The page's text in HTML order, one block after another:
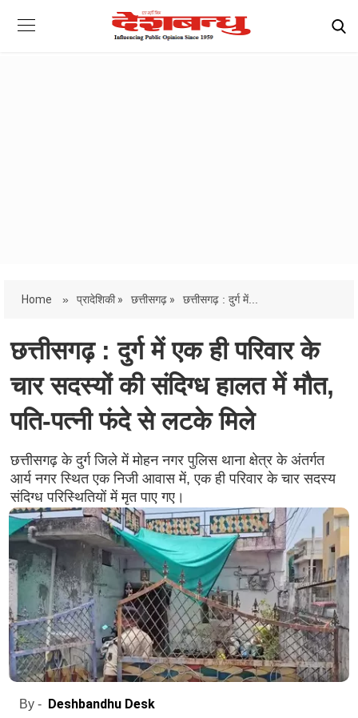
Home » प्रादेशिकी » छत्तीसगढ़ » छत्तीसगढ़ : दुर्ग में...
छत्तीसगढ़ : दुर्ग में एक ही परिवार के
चार सदस्यों की संदिग्ध हालत में मौत,
पति-पत्नी फंदे से लटके मिले
छत्तीसगढ़ के दुर्ग जिले में मोहन नगर पुलिस थाना क्षेत्र के अंतर्गत
आर्य नगर स्थित एक निजी आवास में, एक ही परिवार के चार सदस्य
संदिग्ध परिस्थितियों में मृत पाए गए।
By - Deshbandhu Desk